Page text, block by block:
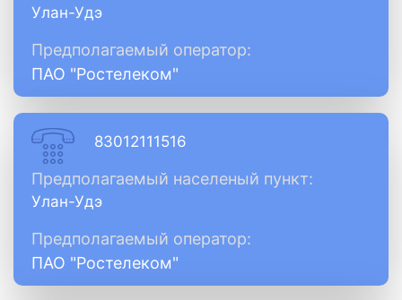
Улан-Удэ
Предполагаемый оператор:
ПАО "Ростелеком"
83012111516
Предполагаемый населеный пункт:
Улан-Удэ
Предполагаемый оператор:
ПАО "Ростелеком"